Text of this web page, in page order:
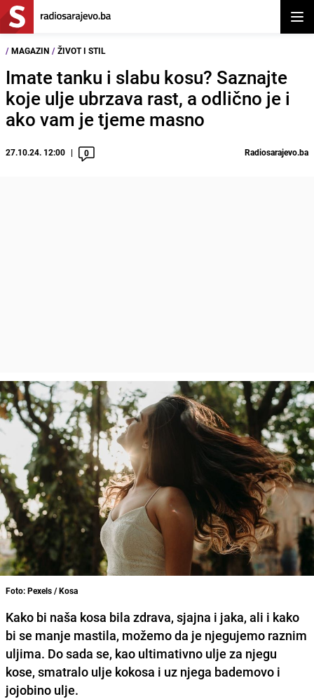
/ MAGAZIN / ŽIVOT I STIL
Imate tanku i slabu kosu? Saznajte
koje ulje ubrzava rast, a odlično je i
ako vam je tjeme masno
27.10.24. 12:00 0 Radiosarajevo.ba
Foto: Pexels / Kosa
Kako bi naša kosa bila zdrava, sjajna i jaka, ali i kako
bi se manje mastila, možemo da je njegujemo raznim
uljima. Do sada se, kao ultimativno ulje za njegu
kose, smatralo ulje kokosa i uz njega bademovo i
jojobino ulje.